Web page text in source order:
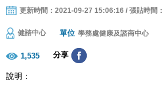
更新時間：2021-09-27 15:06:16 / 張貼時間
健諮中心 單位 學務處健康及諮商中心
1,535 分享
說明：